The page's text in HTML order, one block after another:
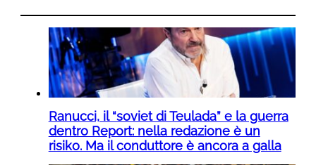
Ranucci, il “soviet di Teulada” e la guerra
dentro Report: nella redazione è un
risiko. Ma il conduttore è ancora a galla